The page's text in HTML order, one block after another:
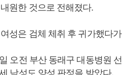
원한 것으로 전해졌다.
성은 검체 체취 후 귀가했다
오전 부산 동래구 대동병원
남성도 양성 판정을 받았다.